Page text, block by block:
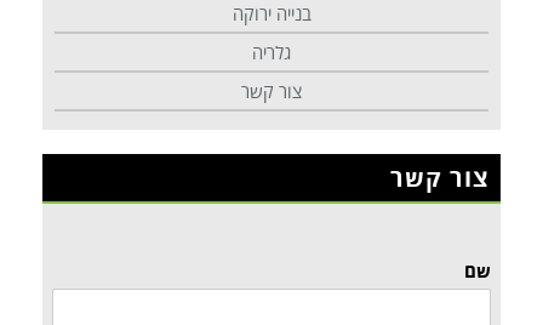
בנייה ירוקה
גלריה
צור קשר
צור קשר
שם